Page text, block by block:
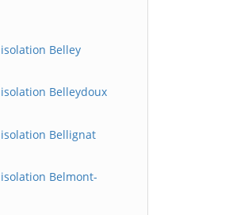
Belley
Belleydoux
Bellignat
Belmont-